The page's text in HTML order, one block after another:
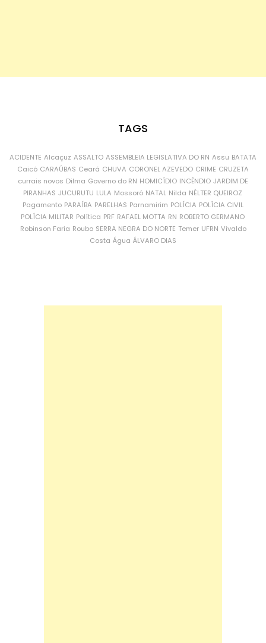
TAGS
ACIDENTE Alcaçuz ASSALTO ASSEMBLEIA LEGISLATIVA DO RN Assu BATATA
Caicó CARAÚBAS Ceará CHUVA CORONEL AZEVEDO CRIME CRUZETA
currais novos Dilma Governo do RN HOMICÍDIO INCÊNDIO JARDIM DE
PIRANHAS JUCURUTU LULA Mossoró NATAL Nilda NÉLTER QUEIROZ
Pagamento PARAÍBA PARELHAS Parnamirim POLÍCIA POLÍCIA CIVIL
POLÍCIA MILITAR Política PRF RAFAEL MOTTA RN ROBERTO GERMANO
Robinson Faria Roubo SERRA NEGRA DO NORTE Temer UFRN Vivaldo
Costa Água ÁLVARO DIAS